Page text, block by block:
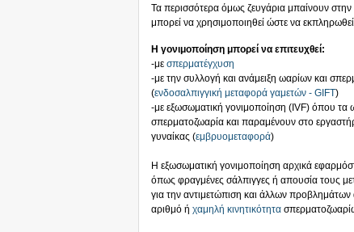
Τα περισσότερα όμως ζευγάρια μπαίνουν
μπορεί να χρησιμοποιηθεί ώστε να
Η γονιμοποίηση μπορεί να επιτευχθεί:
-με σπερματέγχυση
-με την συλλογή και ανάμειξη ωαρίων και
(ενδοσαλπιγγική μεταφορά γαμετών - GIFT)
-με εξωσωματική γονιμοποίηση (IVF) όπου τα
σπερματοζωαρία και παραμένουν στο
γυναίκας (εμβρυομεταφορά)
Η εξωσωματική γονιμοποίηση αρχικά
όπως φραγμένες σάλπιγγες ή απουσία τους
για την αντιμετώπιση και άλλων
αριθμό ή χαμηλή κινητικότητα